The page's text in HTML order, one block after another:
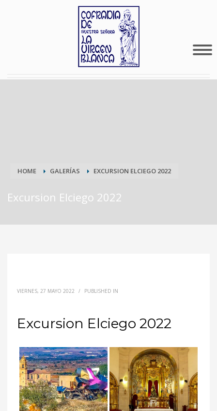
HOME GALERÍAS EXCURSION ELCIEGO 2022
Excursion Elciego 2022
VIERNES, 27 MAYO 2022 / PUBLISHED IN
Excursion Elciego 2022